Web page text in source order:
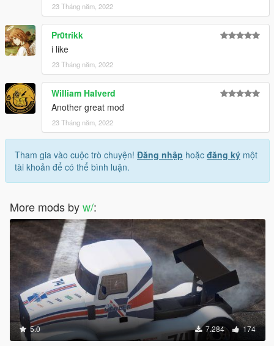
23 Tháng năm, 2022
Pr0trikk
i like
23 Tháng năm, 2022
William Halverd
Another great mod
23 Tháng năm, 2022
Tham gia vào cuộc trò chuyện! Đăng nhập hoặc đăng ký một
tài khoản để có thể bình luận.
More mods byw/:
5.0 7.284 174